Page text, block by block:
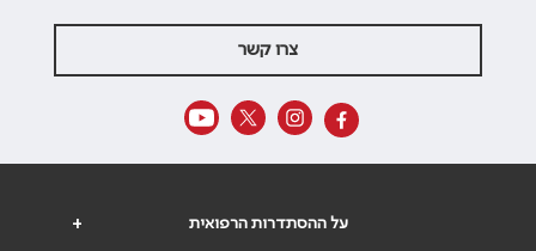
צרו קשר
+ על ההסתדרות הרפואית